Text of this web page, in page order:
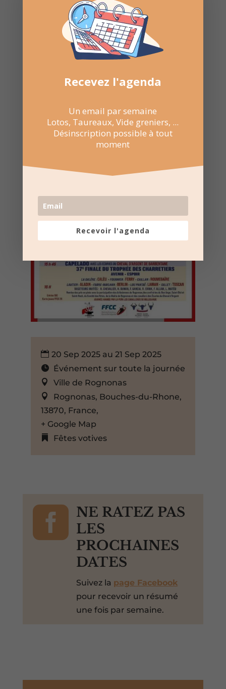
semaine
20 Sep 2025 au 21 Sep 2025
Événement sur toute la journée
Ville de Rognonas
Rognonas, Bouches-du-Rhone,
13870, France,
+ Google Map
Fêtes votives

NE RATEZ PAS
LES
PROCHAINES
DATES
Suivez la page Facebook
pour recevoir un résumé
une fois par semaine.
Recevez l'agenda
Un email par semaine
Lotos, Taureaux, Vide greniers, ...
Désinscription possible à tout
moment
Recevoir l'agenda